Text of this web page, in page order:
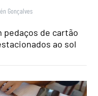
Gonçalves
de cartão
ao sol